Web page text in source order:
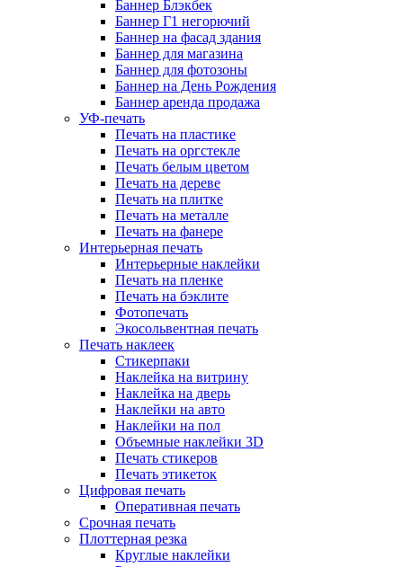
Баннер Блэкбек
Баннер Г1 негорючий
Баннер на фасад здания
Баннер для магазина
Баннер для фотозоны
Баннер на День Рождения
Баннер аренда продажа
УФ-печать
Печать на пластике
Печать на оргстекле
Печать белым цветом
Печать на дереве
Печать на плитке
Печать на металле
Печать на фанере
Интерьерная печать
Интерьерные наклейки
Печать на пленке
Печать на бэклите
Фотопечать
Экосольвентная печать
Печать наклеек
Стикерпаки
Наклейка на витрину
Наклейка на дверь
Наклейки на авто
Наклейки на пол
Объемные наклейки 3D
Печать стикеров
Печать этикеток
Цифровая печать
Оперативная печать
Срочная печать
Плоттерная резка
Круглые наклейки